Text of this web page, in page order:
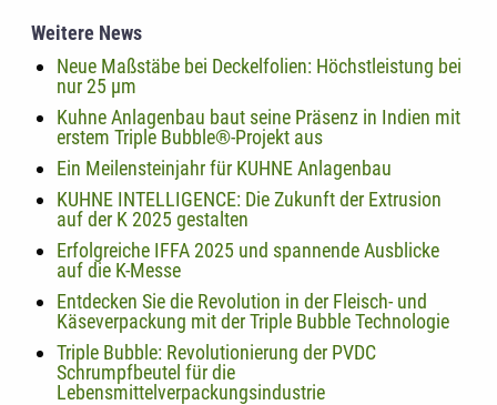
Weitere News
Neue Maßstäbe bei Deckelfolien: Höchstleistung bei
nur 25 µm
Kuhne Anlagenbau baut seine Präsenz in Indien mit
erstem Triple Bubble®-Projekt aus
Ein Meilensteinjahr für KUHNE Anlagenbau
KUHNE INTELLIGENCE: Die Zukunft der Extrusion
auf der K 2025 gestalten
Erfolgreiche IFFA 2025 und spannende Ausblicke
auf die K-Messe
Entdecken Sie die Revolution in der Fleisch- und
Käseverpackung mit der Triple Bubble Technologie
Triple Bubble: Revolutionierung der PVDC
Schrumpfbeutel für die
Lebensmittelverpackungsindustrie